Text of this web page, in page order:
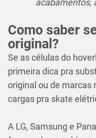
Como saber
original?
Se as células do
primeira dica pra
original ou de marcas
cargas pra skate
A LG, Samsung e